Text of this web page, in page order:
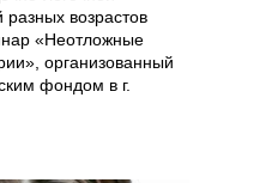
возрастов
«Неотложные
организованный
фондом в г.